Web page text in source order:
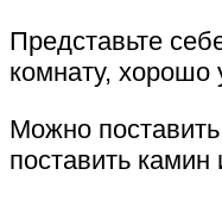
Представьте
комнату, хорошо
Можно
поставить камин